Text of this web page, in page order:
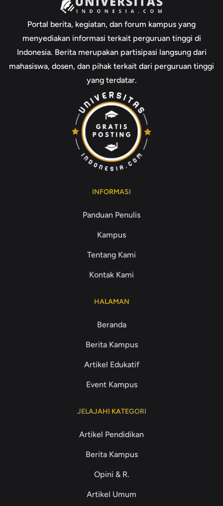
Portal berita, kegiatan, dan forum kampus yang
menyediakan informasi terkait perguruan tinggi di
Indonesia. Berita merupakan partisipasi langsung dari
mahasiswa, dosen, dan pihak terkait dari perguruan tinggi
yang terdatar.
INFORMASI
Panduan Penulis
Kampus
Tentang Kami
Kontak Kami
HALAMAN
Beranda
Berita Kampus
Artikel Edukatif
Event Kampus
JELAJAHI KATEGORI
Artikel Pendidikan
Berita Kampus
Opini & R.
Artikel Umum